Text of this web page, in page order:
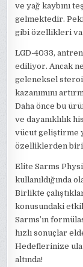
ve yağ kaybını
gelmektedir.
gibi özellikleri
LGD-4033,
ediliyor. Ancak
geleneksel
kazanımını
Daha önce bu
ve dayanıklılık
vücut geliştirme
özelliklerden
Elite Sarms
kullanıldığında
Birlikte
konusundaki
Sarms’ın
hızlı sonuçlar
Hedeflerinize
altında!